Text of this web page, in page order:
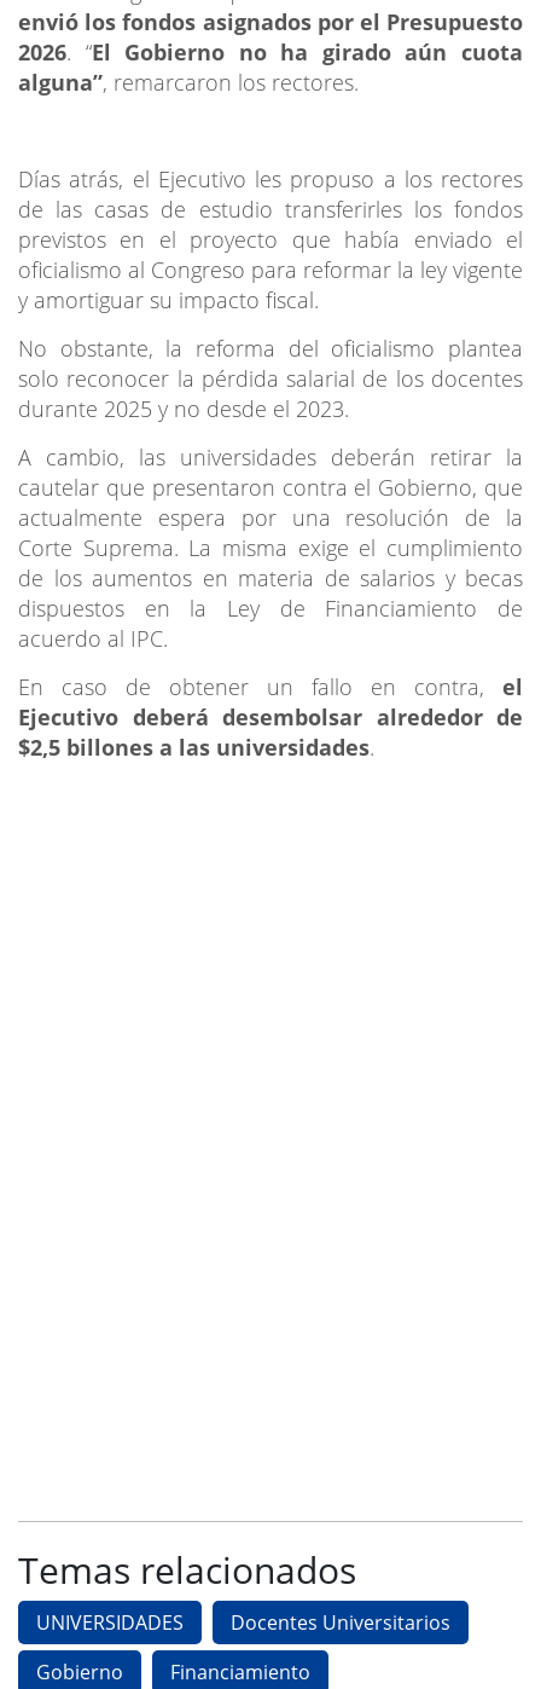
envió los fondos asignados por el Presupuesto
2026. “El Gobierno no ha girado aún cuota
alguna”, remarcaron los rectores.
Días atrás, el Ejecutivo les propuso a los rectores
de las casas de estudio transferirles los fondos
previstos en el proyecto que había enviado el
oficialismo al Congreso para reformar la ley vigente
y amortiguar su impacto fiscal.
No obstante, la reforma del oficialismo plantea
solo reconocer la pérdida salarial de los docentes
durante 2025 y no desde el 2023.
A cambio, las universidades deberán retirar la
cautelar que presentaron contra el Gobierno, que
actualmente espera por una resolución de la
Corte Suprema. La misma exige el cumplimiento
de los aumentos en materia de salarios y becas
dispuestos en la Ley de Financiamiento de
acuerdo al IPC.
En caso de obtener un fallo en contra, el
Ejecutivo deberá desembolsar alrededor de
$2,5 billones a las universidades.
Temas relacionados
UNIVERSIDADES
Docentes Universitarios
Gobierno
Financiamiento